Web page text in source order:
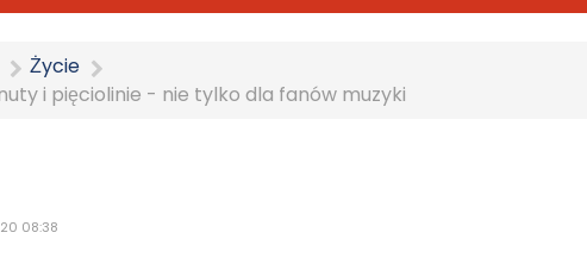
Życie
i pięciolinie - nie tylko dla fanów muzyki
08:38